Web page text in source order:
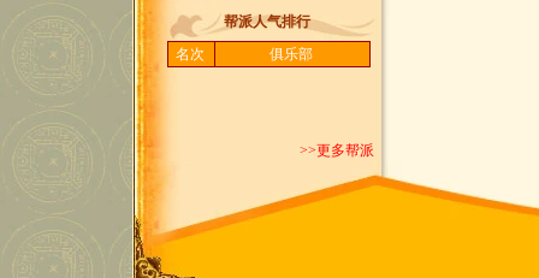
帮派人气排行
名次
俱乐部
>>更多帮派